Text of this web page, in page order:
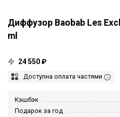
Диффузор Baobab Les
ml
24 550 ₽
Доступна оплата частями
Кэшбэк
Подарок за год